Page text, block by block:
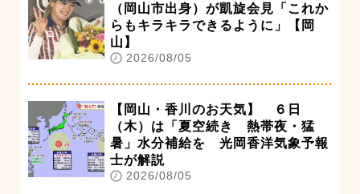
（岡山市出身）が凱旋会見「これか
らもキラキラできるように」【岡
山】
2026/08/05
【岡山・香川のお天気】 ６日
（木）は「夏空続き 熱帯夜・猛
暑」水分補給を 光岡香洋気象予報
士が解説
2026/08/05